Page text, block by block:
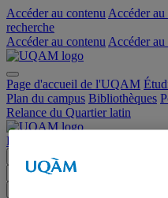
Accéder au contenu Accéder
recherche
Accéder au contenu Accéder
Page d'accueil de l'UQAM
Plan du campus Bibliothèques
Relance du Quartier latin
Relance du Quartier latin